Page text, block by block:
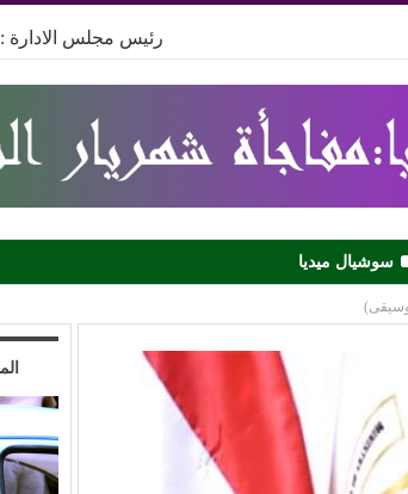
رئيس مجلس الادارة :
سوشيال ميديا